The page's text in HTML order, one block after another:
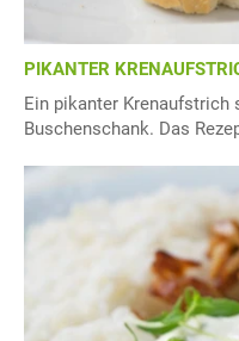
PIKANTER
Ein pikanter Krenaufstrich
Buschenschank. Das